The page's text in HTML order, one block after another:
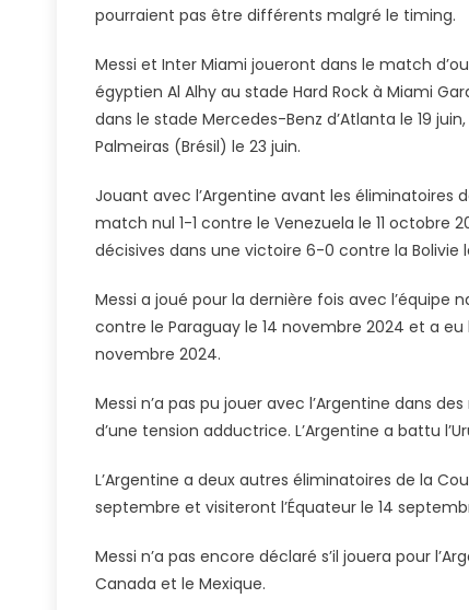
pourraient pas être différents malgré le timing.
Messi et Inter Miami joueront dans le match
égyptien Al Alhy au stade Hard Rock à Miami
dans le stade Mercedes-Benz d’Atlanta le 19
Palmeiras (Brésil) le 23 juin.
Jouant avec l’Argentine avant les éliminatoires
match nul 1-1 contre le Venezuela le 11 octobre
décisives dans une victoire 6-0 contre la Bolivie
Messi a joué pour la dernière fois avec l’équipe
contre le Paraguay le 14 novembre 2024 et a eu
novembre 2024.
Messi n’a pas pu jouer avec l’Argentine dans
d’une tension adductrice. L’Argentine a battu
L’Argentine a deux autres éliminatoires de la
septembre et visiteront l’Équateur le 14
Messi n’a pas encore déclaré s’il jouera pour
Canada et le Mexique.